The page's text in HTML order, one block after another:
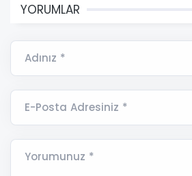
YORUMLAR
Adınız *
E-Posta Adresiniz *
Yorumunuz *